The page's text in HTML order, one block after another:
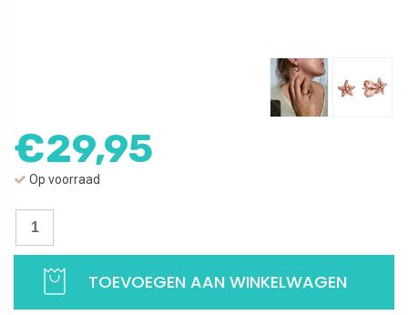
€29,95
Op voorraad
Oorbellen
Zilveren
TOEVOEGEN AAN WINKELWAGEN